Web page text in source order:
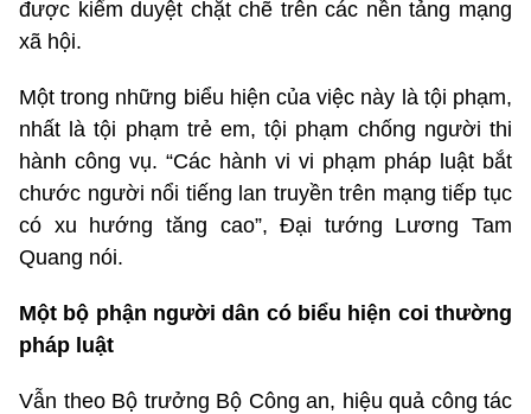
được kiểm duyệt chặt chẽ trên các nền tảng mạng
xã hội.
Một trong những biểu hiện của việc này là tội phạm,
nhất là tội phạm trẻ em, tội phạm chống người thi
hành công vụ. “Các hành vi vi phạm pháp luật bắt
chước người nổi tiếng lan truyền trên mạng tiếp tục
có xu hướng tăng cao”, Đại tướng Lương Tam
Quang nói.
Một bộ phận người dân có biểu hiện coi thường
pháp luật
Vẫn theo Bộ trưởng Bộ Công an, hiệu quả công tác